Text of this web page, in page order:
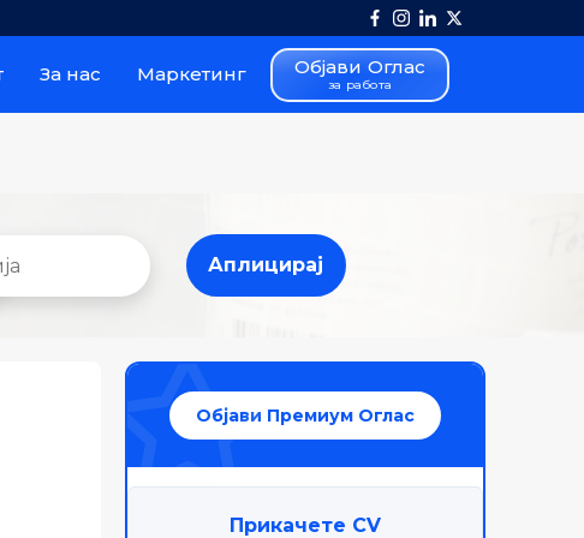
За нас Маркетинг Објави Оглас
за работа
Аплицирај
Аплицирај
Објави Премиум Оглас
Прикачете CV